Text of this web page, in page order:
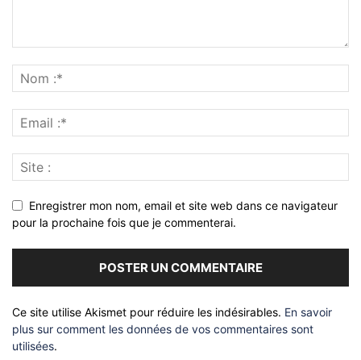
Enregistrer mon nom, email et site web dans ce navigateur
pour la prochaine fois que je commenterai.
Ce site utilise Akismet pour réduire les indésirables. En savoir
plus sur comment les données de vos commentaires sont
utilisées.